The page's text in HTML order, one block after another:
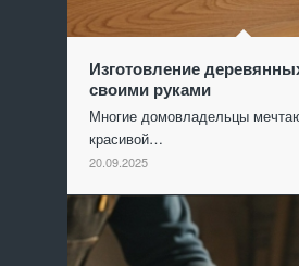
Изготовление
своими руками
Многие домовладельцы
красивой…
20.09.2025